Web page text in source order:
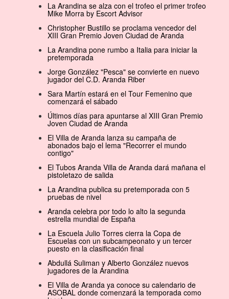
La Arandina se alza con el trofeo el primer trofeo
Mike Morra by Escort Advisor
Christopher Bustillo se proclama vencedor del
XIII Gran Premio Joven Ciudad de Aranda
La Arandina pone rumbo a Italia para iniciar la
pretemporada
Jorge González "Pesca" se convierte en nuevo
jugador del C.D. Aranda Riber
Sara Martín estará en el Tour Femenino que
comenzará el sábado
Últimos días para apuntarse al XIII Gran Premio
Joven Ciudad de Aranda
El Villa de Aranda lanza su campaña de
abonados bajo el lema "Recorrer el mundo
contigo"
El Tubos Aranda Villa de Aranda dará mañana el
pistoletazo de salida
La Arandina publica su pretemporada con 5
pruebas de nivel
Aranda celebra por todo lo alto la segunda
estrella mundial de España
La Escuela Julio Torres cierra la Copa de
Escuelas con un subcampeonato y un tercer
puesto en la clasificación final
Abdullá Suliman y Alberto González nuevos
jugadores de la Arandina
El Villa de Aranda ya conoce su calendario de
ASOBAL donde comenzará la temporada como